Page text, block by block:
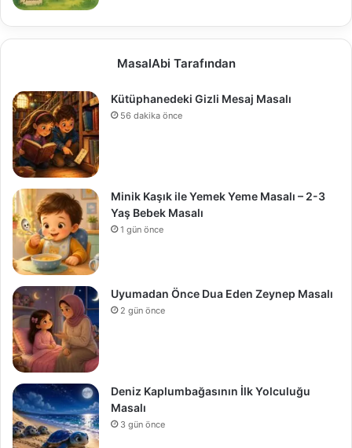
MasalAbi Tarafından
Kütüphanedeki Gizli Mesaj Masalı
56 dakika önce
Minik Kaşık ile Yemek Yeme Masalı – 2-3
Yaş Bebek Masalı
1 gün önce
Uyumadan Önce Dua Eden Zeynep Masalı
2 gün önce
Deniz Kaplumbağasının İlk Yolculuğu
Masalı
3 gün önce